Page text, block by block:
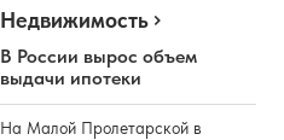
Недвижимость
В России вырос объем
выдачи ипотеки
На Малой Пролетарской в